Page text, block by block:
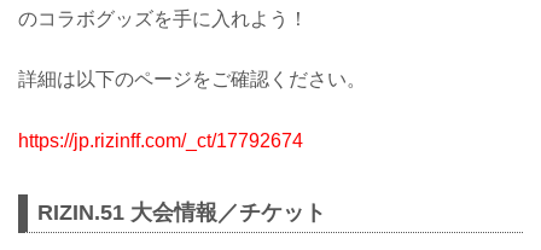
のコラボグッズを手に入れよう！
詳細は以下のページをご確認ください。
https://jp.rizinff.com/_ct/17792674
RIZIN.51 大会情報／チケット